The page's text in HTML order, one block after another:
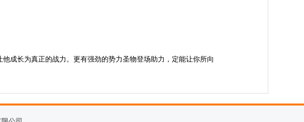
成长为真正的战力。更有强劲的势力圣物登场助力，定能让你所向